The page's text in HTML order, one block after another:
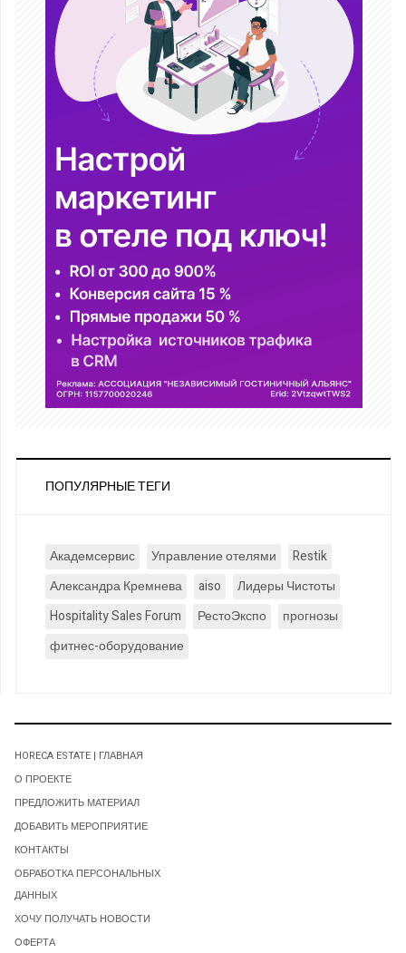
ПОПУЛЯРНЫЕ ТЕГИ
Академсервис Управление отелями
Restik
Александра Кремнева
aiso
Лидеры Чистоты
Hospitality Sales Forum
РестоЭкспо
прогнозы
фитнес-оборудование
HORECA ESTATE | ГЛАВНАЯ
О ПРОЕКТЕ
ПРЕДЛОЖИТЬ МАТЕРИАЛ
ДОБАВИТЬ МЕРОПРИЯТИЕ
КОНТАКТЫ
ОБРАБОТКА ПЕРСОНАЛЬНЫХ
ДАННЫХ
ХОЧУ ПОЛУЧАТЬ НОВОСТИ
ОФЕРТА